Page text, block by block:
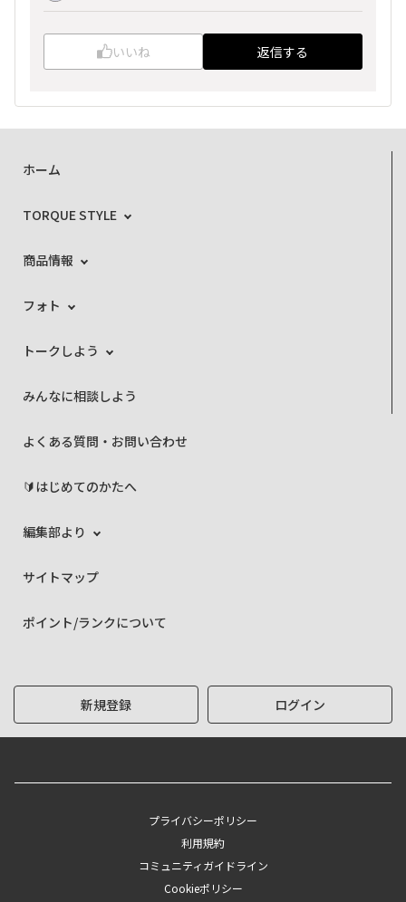
いいね 返信する
ホーム
TORQUE STYLE
商品情報
フォト
トークしよう
みんなに相談しよう
よくある質問・お問い合わせ
🔰はじめてのかたへ
編集部より
サイトマップ
ポイント/ランクについて
新規登録 ログイン
プライバシーポリシー
利用規約
コミュニティガイドライン
Cookieポリシー